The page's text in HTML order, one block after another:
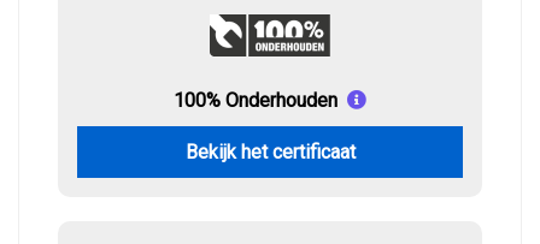
100% Onderhouden
Bekijk het certificaat